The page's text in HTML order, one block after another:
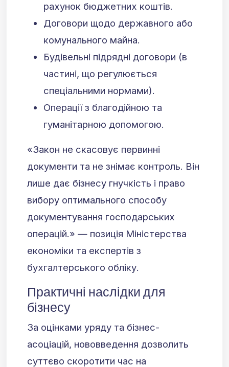
рахунок бюджетних коштів.
Договори щодо державного або
комунального майна.
Будівельні підрядні договори (в
частині, що регулюється
спеціальними нормами).
Операції з благодійною та
гуманітарною допомогою.
«Закон не скасовує первинні
документи та не знімає контроль. Він
лише дає бізнесу гнучкість і право
вибору оптимального способу
документування господарських
операцій.» — позиція Міністерства
економіки та експертів з
бухгалтерського обліку.
Практичні наслідки для
бізнесу
За оцінками уряду та бізнес-
асоціацій, нововведення дозволить
суттєво скоротити час на